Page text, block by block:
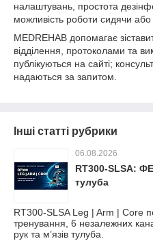
налаштувань, простота
можливість роботи сидячи
MEDREHAB допомагає
відділення, протоколами та
публікуються на сайті;
надаються за запитом.
Інші статті рубрики
06.08.2026
RT300-SLSA:
тулуба
RT300-SLSA Leg | Arm | Core
тренування, 6 незалежних
рук та м’язів тулуба.